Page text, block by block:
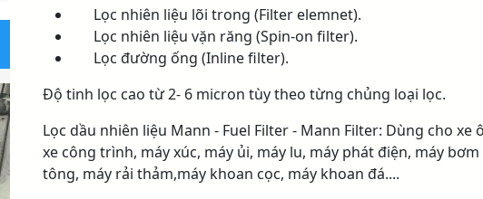
Lọc nhiên liệu lõi trong (Filter elemnet).
Lọc nhiên liệu vặn răng (Spin-on filter).
Lọc đường ống (Inline filter).
Độ tinh lọc cao từ 2- 6 micron tùy theo từng chủng loại lọc.
Lọc dầu nhiên liệu Mann - Fuel Filter - Mann Filter: Dùng cho xe
xe công trình, máy xúc, máy ủi, máy lu, máy phát điện, máy bơm
tông, máy rải thảm,máy khoan cọc, máy khoan đá....